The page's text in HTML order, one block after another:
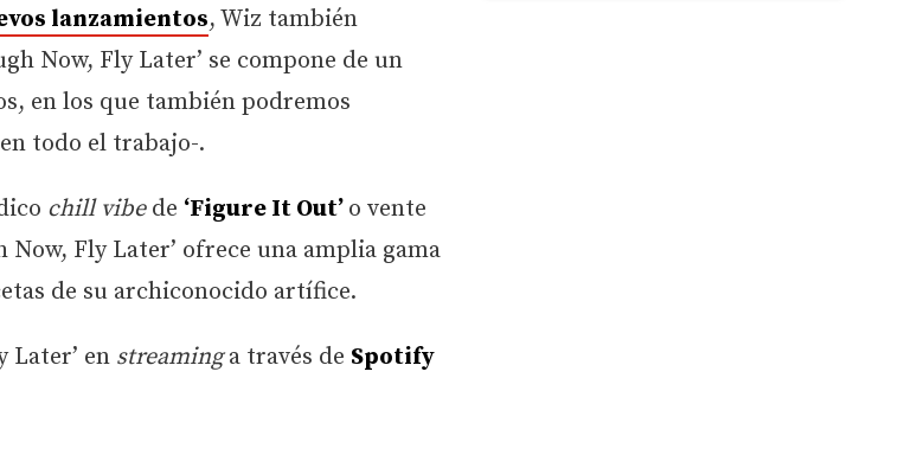
lanzamientos, Wiz también
Now, Fly Later’ se compone de un
en los que también podremos
todo el trabajo-.
chill vibede ‘Figure It Out’ o vente
Now, Fly Later’ ofrece una amplia gama
de su archiconocido artífice.
Later’ en streaminga través de Spotify